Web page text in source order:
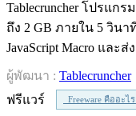
Tablecruncher โปรแก
ถึง 2 GB ภายใน 5 วิน
JavaScript Macro และ
ผู้พัฒนา : Tablecruncher
ฟรีแวร์
Freeware คืออะไร